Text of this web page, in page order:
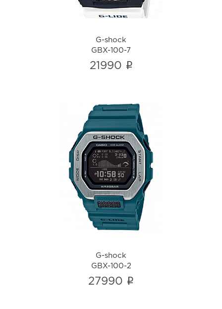
G-shock
GBX-100-7
21990 i
G-shock
GBX-100-2
i
G-shock
GBX-100-2
27990 i